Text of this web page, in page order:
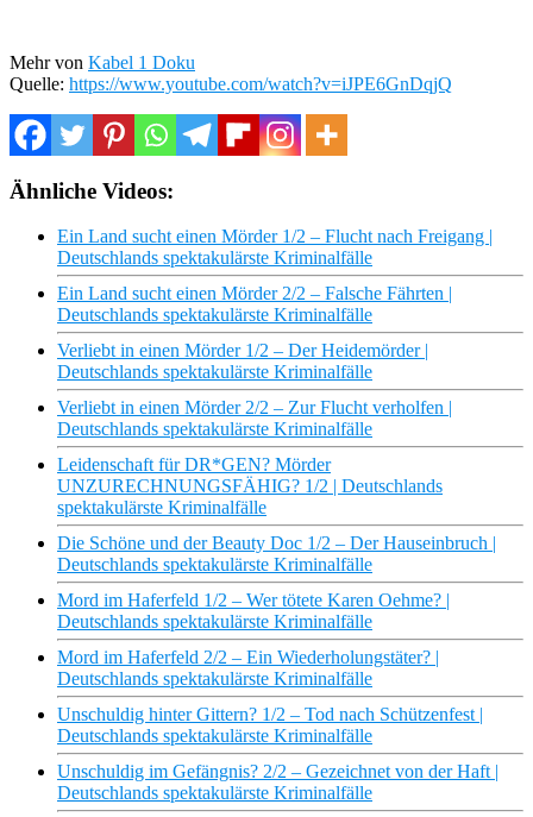
Mehr von Kabel 1 Doku
Quelle: https://www.youtube.com/watch?v=iJPE6GnDqjQ
Ähnliche Videos:
Ein Land sucht einen Mörder 1/2 – Flucht nach Freigang |
Deutschlands spektakulärste Kriminalfälle
Ein Land sucht einen Mörder 2/2 – Falsche Fährten |
Deutschlands spektakulärste Kriminalfälle
Verliebt in einen Mörder 1/2 – Der Heidemörder |
Deutschlands spektakulärste Kriminalfälle
Verliebt in einen Mörder 2/2 – Zur Flucht verholfen |
Deutschlands spektakulärste Kriminalfälle
Leidenschaft für DR*GEN? Mörder
UNZURECHNUNGSFÄHIG? 1/2 | Deutschlands
spektakulärste Kriminalfälle
Die Schöne und der Beauty Doc 1/2 – Der Hauseinbruch |
Deutschlands spektakulärste Kriminalfälle
Mord im Haferfeld 1/2 – Wer tötete Karen Oehme? |
Deutschlands spektakulärste Kriminalfälle
Mord im Haferfeld 2/2 – Ein Wiederholungstäter? |
Deutschlands spektakulärste Kriminalfälle
Unschuldig hinter Gittern? 1/2 – Tod nach Schützenfest |
Deutschlands spektakulärste Kriminalfälle
Unschuldig im Gefängnis? 2/2 – Gezeichnet von der Haft |
Deutschlands spektakulärste Kriminalfälle